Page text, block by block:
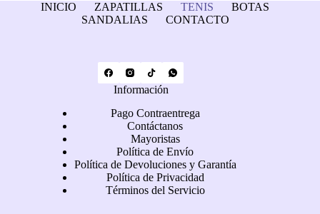
INICIO ZAPATILLAS TENIS
BOTAS
SANDALIAS
CONTACTO
Información
Pago Contraentrega
Contáctanos
Mayoristas
Política de Envío
Política de Devoluciones y Garantía
Política de Privacidad
Términos del Servicio